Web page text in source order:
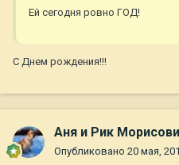
Ей сегодня ровно ГОД!
С Днем рождения!!!
Аня и Рик
Опубликовано 20 мая,